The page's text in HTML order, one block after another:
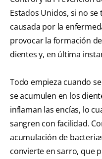
Estados Unidos, si no
causada por la
provocar la formación
dientes y, en última
Todo empieza cuando
se acumulen en los
inflaman las encías, lo
sangren con facilidad.
acumulación de
convierte en sarro, que